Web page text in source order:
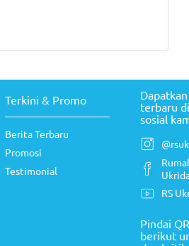
Terkini & Promo
Berita Terbaru
Promosi
Testimonial
terbaru
sosial
RS
Pindai
berikut